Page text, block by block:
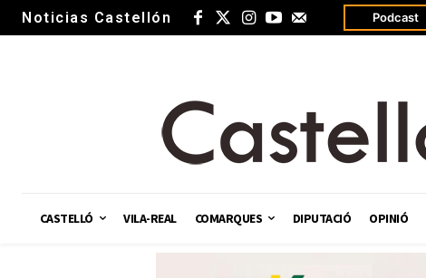
Noticias Castellón Podcast
CASTELLÓ VILA-REAL COMARQUES DIPUTACIÓ OPINIÓ